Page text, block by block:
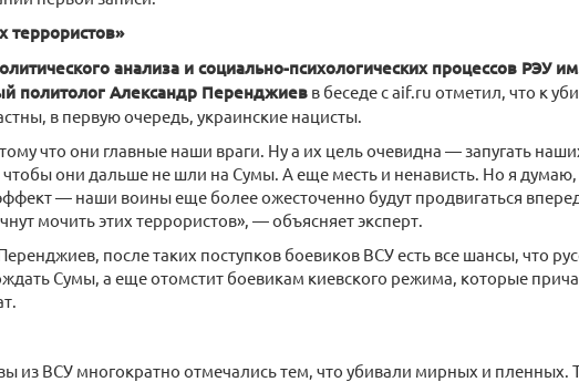
террористов»
анализа и социально-психологических процессов РЭУ
политолог Александр Перенджиев в беседе с aif.ru отметил, что к
в первую очередь, украинские нацисты.
что они главные наши враги. Ну а их цель очевидна — запугать
они дальше не шли на Сумы. А еще месть и ненависть. Но я думаю,
— наши воины еще более ожесточенно будут продвигаться
мочить этих террористов», — объясняет эксперт.
после таких поступков боевиков ВСУ есть все шансы, что
Сумы, а еще отомстит боевикам киевского режима, которые
из ВСУ многократно отмечались тем, что убивали мирных и пленных.